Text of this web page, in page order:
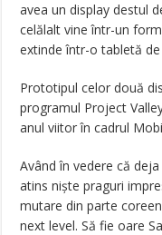
avea un display destul
celălalt vine într-un
extinde într-o tabletă
Prototipul celor două
programul Project
anul viitor în cadrul
Având în vedere că
atins niște praguri
mutare din parte
next level. Să fie oare